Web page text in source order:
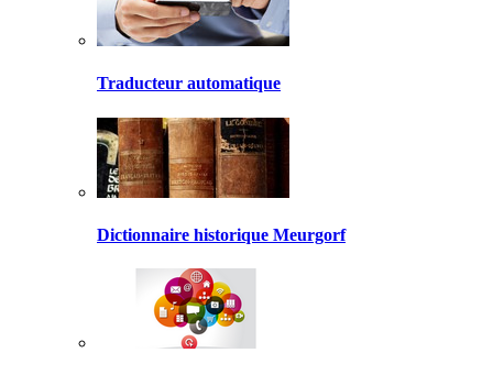
Traducteur automatique
Dictionnaire historique Meurgorf